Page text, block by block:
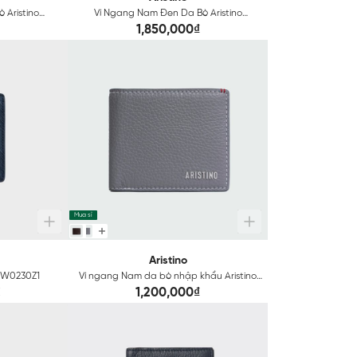
Aristino
Ví Ngang Nam Đen Da Bò Aristino
AWE0420S2
1,850,000₫
Mua sỉ
Aristino
Ví ngang Nam da bò nhập khẩu Aristino
AWE0260Z
1,200,000₫